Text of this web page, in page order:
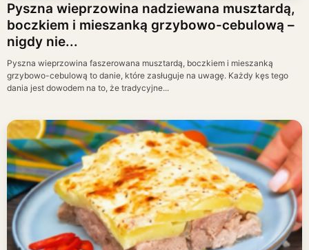
Pyszna wieprzowina nadziewana musztardą,
boczkiem i mieszanką grzybowo-cebulową –
nigdy nie...
Pyszna wieprzowina faszerowana musztardą, boczkiem i mieszanką
grzybowo-cebulową to danie, które zasługuje na uwagę. Każdy kęs tego
dania jest dowodem na to, że tradycyjne...